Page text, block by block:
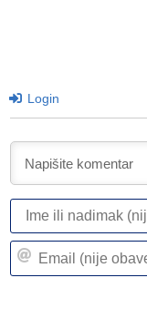
Login